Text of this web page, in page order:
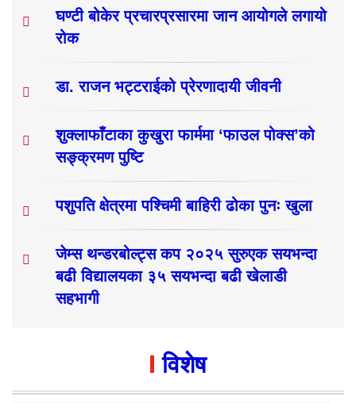
घण्टी बोकेर प्रचारप्रसारमा जान आयोगले लगायो
रोक
डा. राजन भट्टराईको प्रेरणादायी जीवनी
शुक्लाफाँटाका कुखुरा फार्ममा ‘फाउल पोक्स’को
सङ्क्रमण पुष्टि
पशुपति क्षेत्रमा पश्चिमी बाहिरी ढोका पुनः खुला
जेम्स थन्डरबोल्ट्स कप २०२५ सुरुएक सयभन्दा
बढी विद्यालयका ३५ सयभन्दा बढी खेलाडी
सहभागी
विशेष